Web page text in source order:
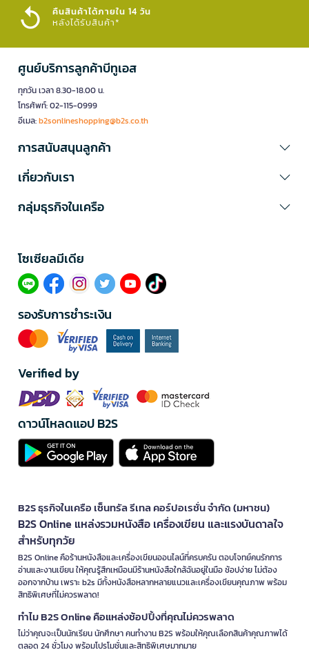
คืนสินค้าได้ภายใน 14 วัน
หลังได้รับสินค้า*
ศูนย์บริการลูกค้าบีทูเอส
ทุกวัน เวลา 8.30-18.00 น.
โทรศัพท์: 02-115-0999
อีเมล:b2sonlineshopping@b2s.co.th
การสนับสนุนลูกค้า
เกี่ยวกับเรา
กลุ่มธุรกิจในเครือ
โซเซียลมีเดีย​
รองรับการชำระเงิน
Verified by
ดาวน์โหลดแอป B2S
B2S ธุรกิจในเครือ เซ็นทรัล รีเทล คอร์ปอเรชั่น จำกัด (มหาชน)
B2S Online แหล่งรวมหนังสือ เครื่องเขียน และแรงบันดาลใจ
สำหรับทุกวัย
B2S Online คือร้านหนังสือและเครื่องเขียนออนไลน์ที่ครบครัน ตอบโจทย์คนรักการ
อ่านและงานเขียน ให้คุณรู้สึกเหมือนมีร้านหนังสือใกล้ฉันอยู่ในมือ ช้อปง่าย ไม่ต้อง
ออกจากบ้าน เพราะ b2s มีทั้งหนังสือหลากหลายแนวและเครื่องเขียนคุณภาพ พร้อม
สิทธิพิเศษที่ไม่ควรพลาด!
ทำไม B2S Online คือแหล่งช้อปปิ้งที่คุณไม่ควรพลาด
ไม่ว่าคุณจะเป็นนักเรียน นักศึกษา คนทำงาน B2S พร้อมให้คุณเลือกสินค้าคุณภาพได้
ตลอด 24 ชั่วโมง พร้อมโปรโมชั่นและสิทธิพิเศษมากมาย